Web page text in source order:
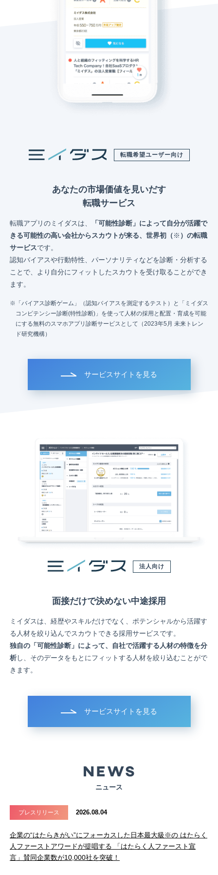
転職希望ユーザー向け
あなたの市場価値を見いだす
転職サービス
転職アプリのミイダスは、
「可能性診断」によって自分が活躍で
きる可能性の高い会社からスカウトが来る、世界初（※ ）の転職
サービスです。
認知バイアスや行動特性、パーソナリティなどを診断・分析する
ことで、より自分にフィットしたスカウトを受け取ることができ
ます。
「バイアス診断ゲーム」（認知バイアスを測定するテスト）と「ミイダス
コンピテンシー診断(特性診断)」を使って人材の採用と配置・育成を可能
にする無料のスマホアプリ診断サービスとして（2023年5月 未来トレン
ド研究機構）
サービスサイトを見る
法人向け
面接だけで決めない中途採用
ミイダスは、経歴やスキルだけでなく、ポテンシャルから活躍す
る人材を絞り込んでスカウトできる採用サービスです。
独自の「可能性診断」によって、自社で活躍する人材の特徴を分
析し、そのデータをもとにフィットする人材を絞り込むことがで
きます。
サービスサイトを見る
ニュース
プレスリリース 2026.08.04
企業の“はたらきがい”にフォーカスした日本最大級※の はたらく
人ファーストアワードが提唱する 「はたらく人ファースト宣
言」賛同企業数が10,000社を突破！